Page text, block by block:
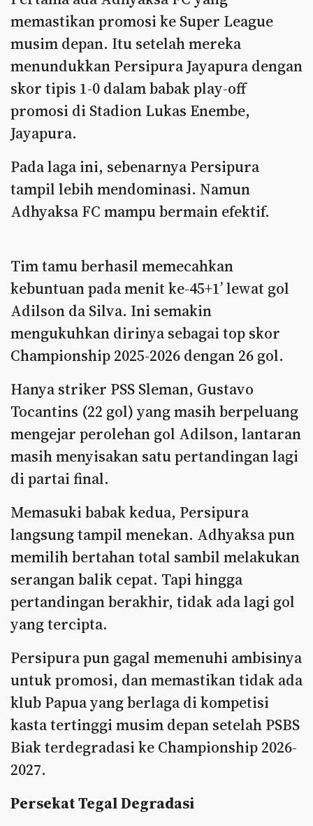
memastikan promosi ke Super League
musim depan. Itu setelah mereka
menundukkan Persipura Jayapura dengan
skor tipis 1-0 dalam babak play-off
promosi di Stadion Lukas Enembe,
Jayapura.
Pada laga ini, sebenarnya Persipura
tampil lebih mendominasi. Namun
Adhyaksa FC mampu bermain efektif.
Tim tamu berhasil memecahkan
kebuntuan pada menit ke-45+1’ lewat gol
Adilson da Silva. Ini semakin
mengukuhkan dirinya sebagai top skor
Championship 2025-2026 dengan 26 gol.
Hanya striker PSS Sleman, Gustavo
Tocantins (22 gol) yang masih berpeluang
mengejar perolehan gol Adilson, lantaran
masih menyisakan satu pertandingan lagi
di partai final.
Memasuki babak kedua, Persipura
langsung tampil menekan. Adhyaksa pun
memilih bertahan total sambil melakukan
serangan balik cepat. Tapi hingga
pertandingan berakhir, tidak ada lagi gol
yang tercipta.
Persipura pun gagal memenuhi ambisinya
untuk promosi, dan memastikan tidak ada
klub Papua yang berlaga di kompetisi
kasta tertinggi musim depan setelah PSBS
Biak terdegradasi ke Championship 2026-
2027.
Persekat Tegal Degradasi